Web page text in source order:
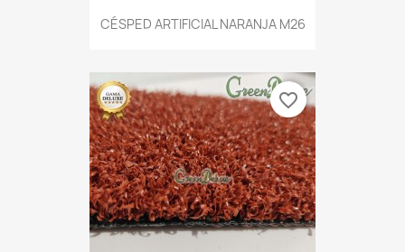
CÉSPED ARTIFICIAL NARANJA M26
favorite_border